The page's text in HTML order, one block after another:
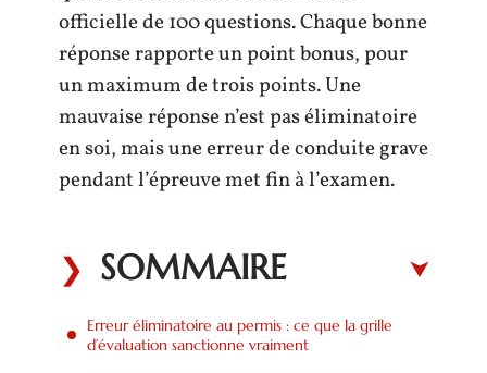
officielle de 100 questions. Chaque bonne
réponse rapporte un point bonus, pour
un maximum de trois points. Une
mauvaise réponse n’est pas éliminatoire
en soi, mais une erreur de conduite grave
pendant l’épreuve met fin à l’examen.
SOMMAIRE
Erreur éliminatoire au permis : ce que la grille
d’évaluation sanctionne vraiment